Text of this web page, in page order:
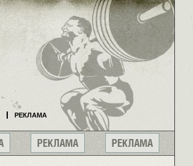
РЕКЛАМА